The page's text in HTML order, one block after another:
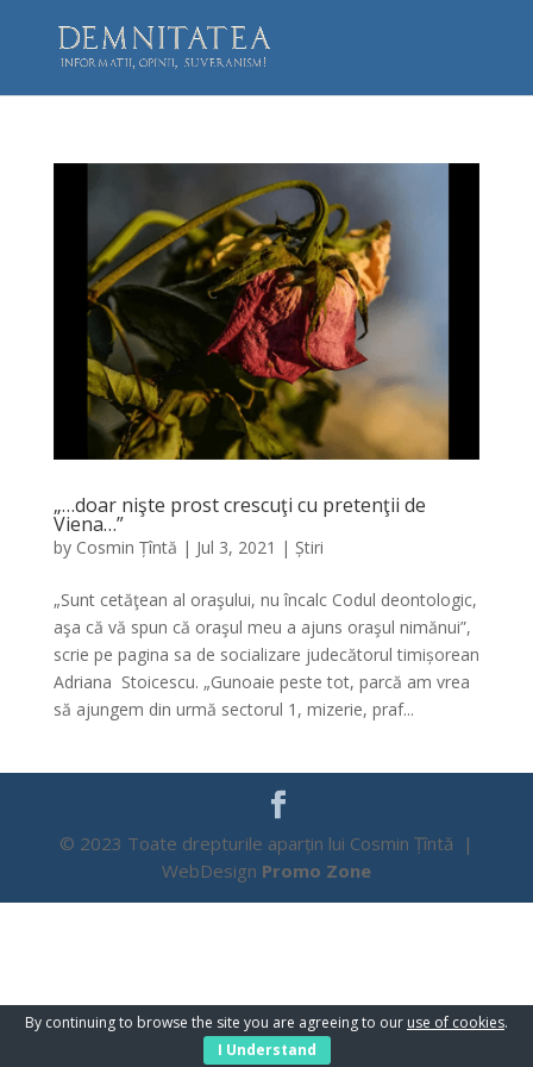
„…doar nişte prost crescuţi cu pretenţii de
Viena…”
by Cosmin Țîntă | Jul 3, 2021 | Știri
„Sunt cetăţean al oraşului, nu încalc Codul deontologic,
aşa că vă spun că oraşul meu a ajuns oraşul nimănui”,
scrie pe pagina sa de socializare judecătorul timișorean
Adriana Stoicescu. „Gunoaie peste tot, parcă am vrea
să ajungem din urmă sectorul 1, mizerie, praf...
© 2023 Toate drepturile aparțin lui Cosmin Țîntă |
WebDesign Promo Zone
By continuing to browse the site you are agreeing to our use of cookies.
I Understand